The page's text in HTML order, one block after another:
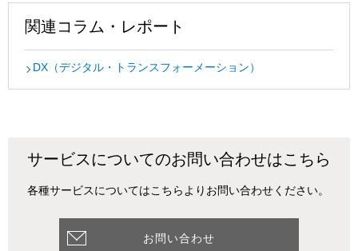
関連コラム・レポート
DX（デジタル・トランスフォーメーション）
サービスについてのお問い合わせはこちら
各種サービスについてはこちらよりお問い合わせください。
お問い合わせ